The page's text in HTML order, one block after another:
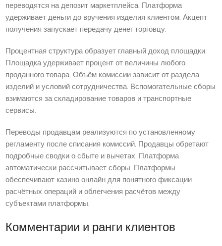
переводятся на депозит маркетплейса. Платформа
удерживает деньги до вручения изделия клиентом. Акцепт
получения запускает передачу денег торговцу.
Процентная структура образует главный доход площадки.
Площадка удерживает процент от величины любого
проданного товара. Объём комиссии зависит от раздела
изделий и условий сотрудничества. Вспомогательные сборы
взимаются за складирование товаров и транспортные
сервисы.
Переводы продавцам реализуются по установленному
регламенту после списания комиссий. Продавцы обретают
подробные сводки о сбыте и вычетах. Платформа
автоматически рассчитывает сборы. Платформы
обеспечивают казино онлайн для понятного фиксации
расчётных операций и облегчения расчётов между
субъектами платформы.
Комментарии и ранги клиентов